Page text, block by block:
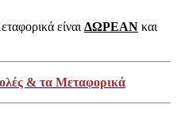
είναιΔΩΡΕΑΝ και
& τα Μεταφορικά